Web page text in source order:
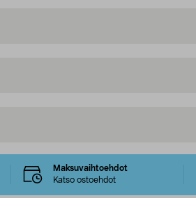
Maksuvaihtoehdot
Katso ostoehdot